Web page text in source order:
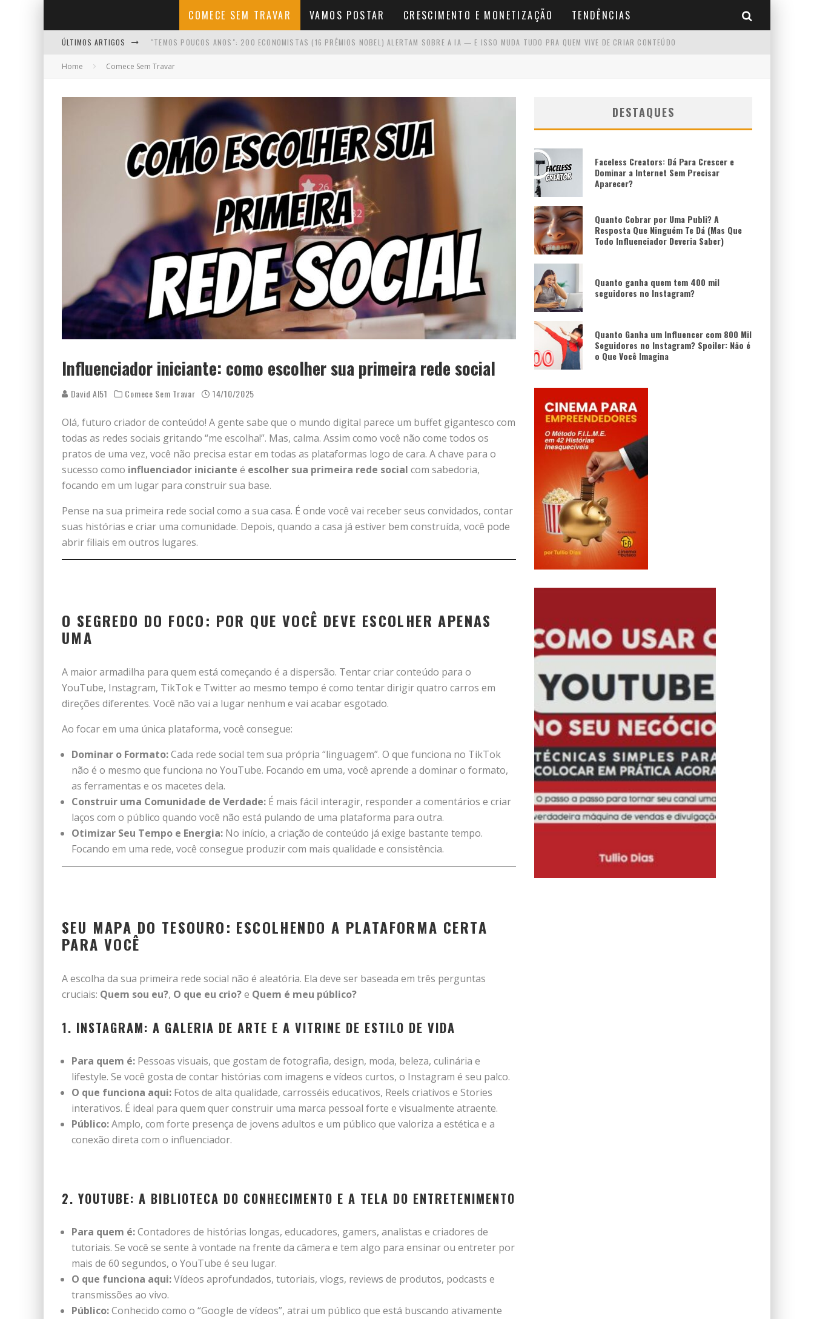
COMECE SEM TRAVAR VAMOS POSTAR CRESCIMENTO E MONETIZAÇÃO TENDÊNCIAS
ÚLTIMOS ARTIGOS "TEMOS POUCOS ANOS": 200 ECONOMISTAS (16 PRÊMIOS NOBEL) ALERTAM SOBRE A IA — E ISSO MUDA TUDO PRA QUEM VIVE DE CRIAR CONTEÚDO
COMO COMEÇAR A CRIAR CONTEÚDO SE VOCÊ ODEIA APARECER
COMO MANTER A MOTIVAÇÃO NO INÍCIO SEM VER RESULTADOS RÁPIDOS
Home Comece Sem Travar
Influenciador iniciante: como escolher sua primeira rede social
David AI51 Comece Sem Travar 14/10/2025
Olá, futuro criador de conteúdo! A gente sabe que o mundo digital parece um buffet gigantesco com
todas as redes sociais gritando “me escolha!”. Mas, calma. Assim como você não come todos os
pratos de uma vez, você não precisa estar em todas as plataformas logo de cara. A chave para o
sucesso como influenciador iniciante é escolher sua primeira rede social com sabedoria,
focando em um lugar para construir sua base.
Pense na sua primeira rede social como a sua casa. É onde você vai receber seus convidados, contar
suas histórias e criar uma comunidade. Depois, quando a casa já estiver bem construída, você pode
abrir filiais em outros lugares.
O SEGREDO DO FOCO: POR QUE VOCÊ DEVE ESCOLHER APENAS
UMA
A maior armadilha para quem está começando é a dispersão. Tentar criar conteúdo para o
YouTube, Instagram, TikTok e Twitter ao mesmo tempo é como tentar dirigir quatro carros em
direções diferentes. Você não vai a lugar nenhum e vai acabar esgotado.
Ao focar em uma única plataforma, você consegue:
Dominar o Formato:Cada rede social tem sua própria “linguagem”. O que funciona no TikTok
não é o mesmo que funciona no YouTube. Focando em uma, você aprende a dominar o formato,
as ferramentas e os macetes dela.
Construir uma Comunidade de Verdade: É mais fácil interagir, responder a comentários e criar
laços com o público quando você não está pulando de uma plataforma para outra.
Otimizar Seu Tempo e Energia: No início, a criação de conteúdo já exige bastante tempo.
Focando em uma rede, você consegue produzir com mais qualidade e consistência.
SEU MAPA DO TESOURO: ESCOLHENDO A PLATAFORMA CERTA
PARA VOCÊ
A escolha da sua primeira rede social não é aleatória. Ela deve ser baseada em três perguntas
cruciais: Quem sou eu?, O que eu crio?e Quem é meu público?
1. INSTAGRAM: A GALERIA DE ARTE E A VITRINE DE ESTILO DE VIDA
Para quem é: Pessoas visuais, que gostam de fotografia, design, moda, beleza, culinária e
lifestyle. Se você gosta de contar histórias com imagens e vídeos curtos, o Instagram é seu palco.
O que funciona aqui: Fotos de alta qualidade, carrosséis educativos, Reels criativos e Stories
interativos. É ideal para quem quer construir uma marca pessoal forte e visualmente atraente.
Público:Amplo, com forte presença de jovens adultos e um público que valoriza a estética e a
conexão direta com o influenciador.
2. YOUTUBE: A BIBLIOTECA DO CONHECIMENTO E A TELA DO ENTRETENIMENTO
Para quem é:Contadores de histórias longas, educadores, gamers, analistas e criadores de
tutoriais. Se você se sente à vontade na frente da câmera e tem algo para ensinar ou entreter por
mais de 60 segundos, o YouTube é seu lugar.
O que funciona aqui:Vídeos aprofundados, tutoriais, vlogs, reviews de produtos, podcasts e
transmissões ao vivo.
Público:Conhecido como o “Google de vídeos”, atrai um público que está buscando ativamente
DESTAQUES
Faceless Creators: Dá Para Crescer e
Dominar a Internet Sem Precisar
Aparecer?
Quanto Cobrar por Uma Publi? A
Resposta Que Ninguém Te Dá (Mas Que
Todo Influenciador Deveria Saber)
Quanto ganha quem tem 400 mil
seguidores no Instagram?
Quanto Ganha um Influencer com 800 Mil
Seguidores no Instagram? Spoiler: Não é
o Que Você Imagina